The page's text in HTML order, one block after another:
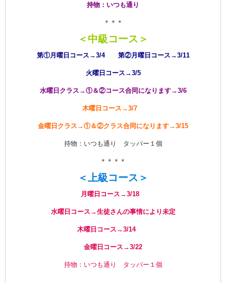
持物：いつも通り
＊＊＊
＜中級コース＞
第①月曜日コース→3/4 第②月曜日コース→3/11
火曜日コース→3/5
水曜日クラス→①＆②コース合同になります→3/6
木曜日コース→3/7
金曜日クラス→①＆②クラス合同になります→3/15
持物：いつも通り タッパー１個
＊＊＊＊
＜上級コース＞
月曜日コース→3/18
水曜日コース→生徒さんの事情により未定
木曜日コース→3/14
金曜日コース→3/22
持物：いつも通り タッパー１個